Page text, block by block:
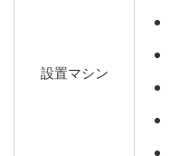
設置マシン